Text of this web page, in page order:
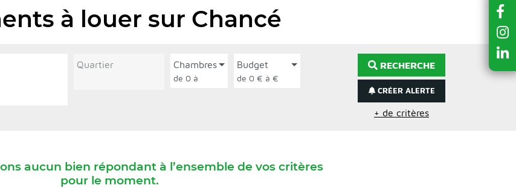
à louer sur Chancé
Quartier Chambres
de 0 à
Budget
de 0 € à €
RECHERCHE
CRÉER ALERTE
+ de critères
aucun bien répondant à l’ensemble de vos critères
pour le moment.